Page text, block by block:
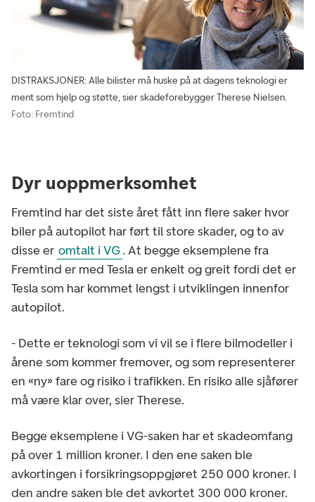
DISTRAKSJONER: Alle bilister må huske på at dagens teknologi er
ment som hjelp og støtte, sier skadeforebygger Therese Nielsen.
Foto: Fremtind
Dyr uoppmerksomhet
Fremtind har det siste året fått inn flere saker hvor
biler på autopilot har ført til store skader, og to av
disse er omtalt i VG. At begge eksemplene fra
Fremtind er med Tesla er enkelt og greit fordi det er
Tesla som har kommet lengst i utviklingen innenfor
autopilot.
- Dette er teknologi som vi vil se i flere bilmodeller i
årene som kommer fremover, og som representerer
en «ny» fare og risiko i trafikken. En risiko alle sjåfører
må være klar over, sier Therese.
Begge eksemplene i VG-saken har et skadeomfang
på over 1 million kroner. I den ene saken ble
avkortingen i forsikringsoppgjøret 250 000 kroner. I
den andre saken ble det avkortet 300 000 kroner.